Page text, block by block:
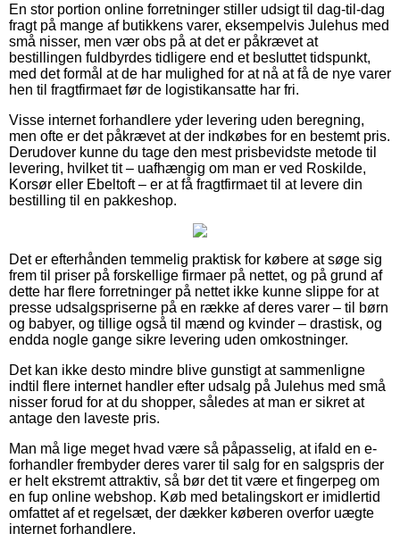
En stor portion online forretninger stiller udsigt til dag-til-dag
fragt på mange af butikkens varer, eksempelvis Julehus med
små nisser, men vær obs på at det er påkrævet at
bestillingen fuldbyrdes tidligere end et besluttet tidspunkt,
med det formål at de har mulighed for at nå at få de nye varer
hen til fragtfirmaet før de logistikansatte har fri.
Visse internet forhandlere yder levering uden beregning,
men ofte er det påkrævet at der indkøbes for en bestemt pris.
Derudover kunne du tage den mest prisbevidste metode til
levering, hvilket tit – uafhængig om man er ved Roskilde,
Korsør eller Ebeltoft – er at få fragtfirmaet til at levere din
bestilling til en pakkeshop.
Det er efterhånden temmelig praktisk for købere at søge sig
frem til priser på forskellige firmaer på nettet, og på grund af
dette har flere forretninger på nettet ikke kunne slippe for at
presse udsalgspriserne på en række af deres varer – til børn
og babyer, og tillige også til mænd og kvinder – drastisk, og
endda nogle gange sikre levering uden omkostninger.
Det kan ikke desto mindre blive gunstigt at sammenligne
indtil flere internet handler efter udsalg på Julehus med små
nisser forud for at du shopper, således at man er sikret at
antage den laveste pris.
Man må lige meget hvad være så påpasselig, at ifald en e-
forhandler frembyder deres varer til salg for en salgspris der
er helt ekstremt attraktiv, så bør det tit være et fingerpeg om
en fup online webshop. Køb med betalingskort er imidlertid
omfattet af et regelsæt, der dækker køberen overfor uægte
internet forhandlere.